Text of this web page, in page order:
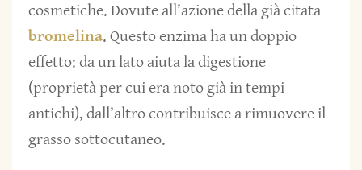
cosmetiche. Dovute all’azione della già citata
bromelina. Questo enzima ha un doppio
effetto: da un lato aiuta la digestione
(proprietà per cui era noto già in tempi
antichi), dall’altro contribuisce a rimuovere il
grasso sottocutaneo.